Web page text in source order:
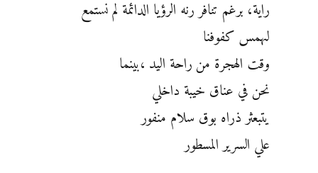
راية، برغم تنافر رنه الرؤيا الدائمة لم نستمع
لىهمس كفوفنا
وقت الهجرة من راحة اليد ،بينما
نحن في عناق خيبة داخلي
يتبعثر ذراه بوق سلام منفور
علي السرير المسطور